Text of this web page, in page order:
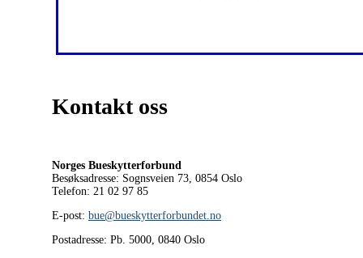
Kontakt oss
Norges Bueskytterforbund
Besøksadresse: Sognsveien 73, 0854 Oslo
Telefon: 21 02 97 85
E-post: bue@bueskytterforbundet.no
Postadresse: Pb. 5000, 0840 Oslo